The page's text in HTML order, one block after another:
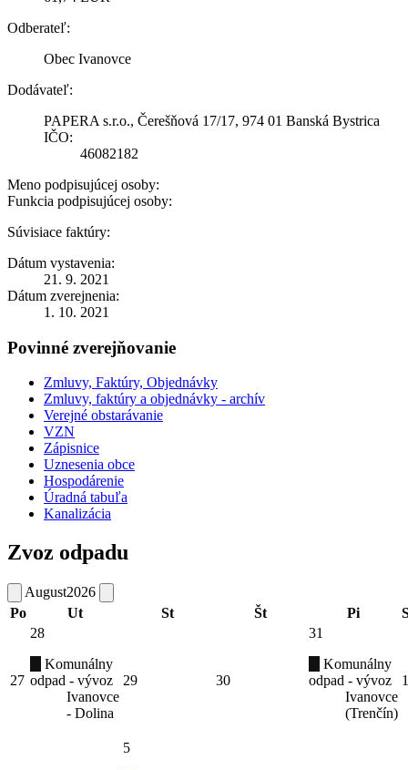
Odberateľ:
Obec Ivanovce
Dodávateľ:
PAPERA s.r.o., Čerešňová 17/17, 974 01 Banská Bystrica
IČO:
46082182
Meno podpisujúcej osoby:
Funkcia podpisujúcej osoby:
Súvisiace faktúry:
Dátum vystavenia:
21. 9. 2021
Dátum zverejnenia:
1. 10. 2021
Povinné zverejňovanie
Zmluvy, Faktúry, Objednávky
Zmluvy, faktúry a objednávky - archív
Verejné obstarávanie
VZN
Zápisnice
Uznesenia obce
Hospodárenie
Úradná tabuľa
Kanalizácia
Zvoz odpadu
August2026
Po
Ut St Št Pi
27
28
Komunálny
odpad - vývoz
Ivanovce
- Dolina
29 30
31
Komunálny
odpad - vývoz
Ivanovce
(Trenčín)
1
5